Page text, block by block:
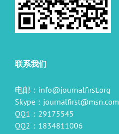
联系我们
电邮： info@journalfirst.org
Skype： journalfirst@msn.com
QQ1：29175545
QQ2：1834811006